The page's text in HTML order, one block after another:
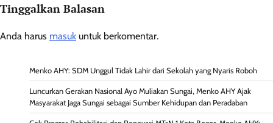
Tinggalkan Balasan
Anda harus masuk untuk berkomentar.
Menko AHY: SDM Unggul Tidak Lahir dari Sekolah yang Nyaris Roboh
Luncurkan Gerakan Nasional Ayo Muliakan Sungai, Menko AHY Ajak
Masyarakat Jaga Sungai sebagai Sumber Kehidupan dan Peradaban